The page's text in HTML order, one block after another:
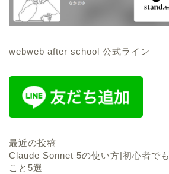
webweb after school 公式ライン
最近の投稿
Claude Sonnet 5の使い方|初心者で
こと5選